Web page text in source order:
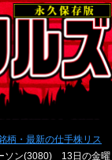
柄・最新の仕手株リス
ソン(3080) 13日の金曜